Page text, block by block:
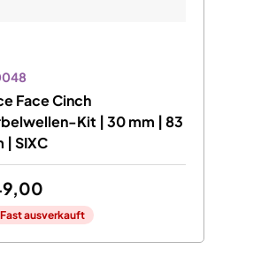
Face Cinch
Kit | 30 mm | 83
| SIXC
Fast ausverkauft